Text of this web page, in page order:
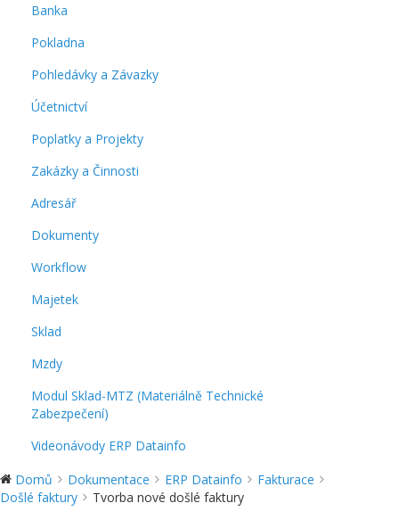
Banka
Pokladna
Pohledávky a Závazky
Účetnictví
Poplatky a Projekty
Zakázky a Činnosti
Adresář
Dokumenty
Workflow
Majetek
Sklad
Mzdy
Modul Sklad-MTZ (Materiálně Technické
Zabezpečení)
Videonávody ERP Datainfo
Domů
Dokumentace ERP Datainfo
Fakturace
Došlé faktury
Tvorba nové došlé faktury